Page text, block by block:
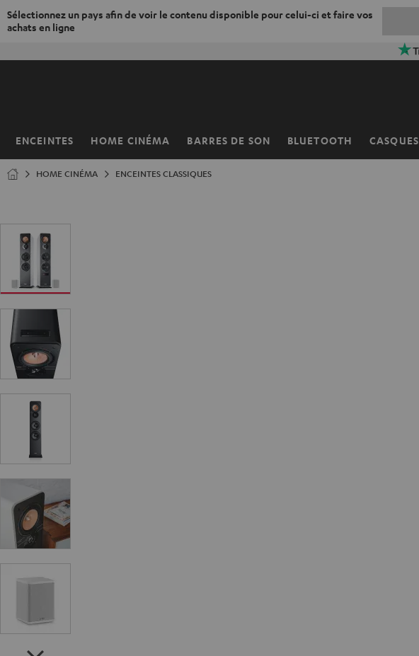
Sélectionnez un pays afin de voir le contenu disponible pour celui-ci et faire vos
achats en ligne
ENCEINTES HOME CINÉMA BARRES DE SON BLUETOOTH CASQUES
Page
HOME CINÉMA ENCEINTES CLASSIQUES